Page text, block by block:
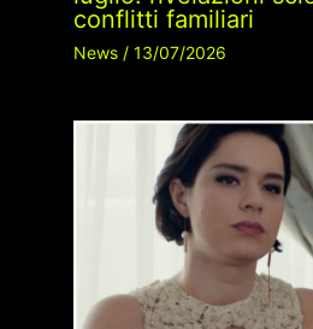
conflitti familiari
News/ 13/07/2026